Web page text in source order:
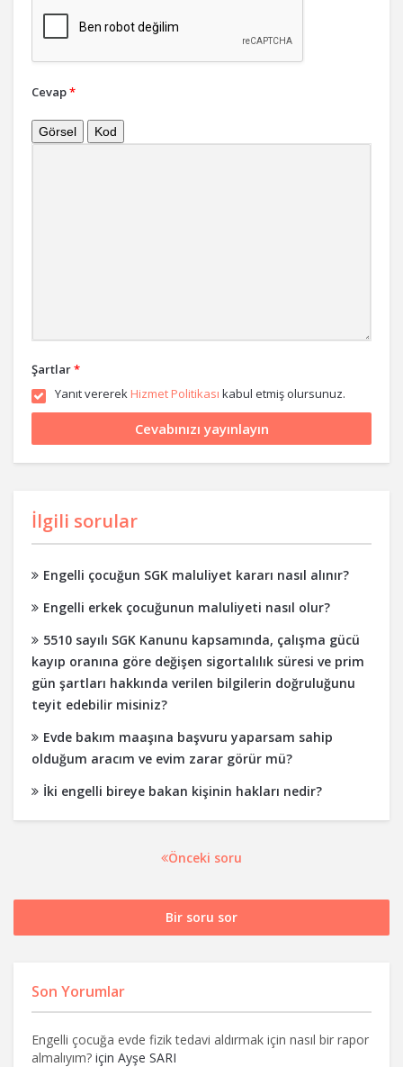
Cevap*
Görsel Kod
Şartlar*
Yanıt vererek Hizmet Politikası kabul etmiş olursunuz.
İlgili sorular
Engelli çocuğun SGK maluliyet kararı nasıl alınır?
Engelli erkek çocuğunun maluliyeti nasıl olur?
5510 sayılı SGK Kanunu kapsamında, çalışma gücü
kayıp oranına göre değişen sigortalılık süresi ve prim
gün şartları hakkında verilen bilgilerin doğruluğunu
teyit edebilir misiniz?
Evde bakım maaşına başvuru yaparsam sahip
olduğum aracım ve evim zarar görür mü?
İki engelli bireye bakan kişinin hakları nedir?
Önceki soru
Bir soru sor
Son Yorumlar
Engelli çocuğa evde fizik tedavi aldırmak için nasıl bir rapor
almalıyım? için Ayşe SARI